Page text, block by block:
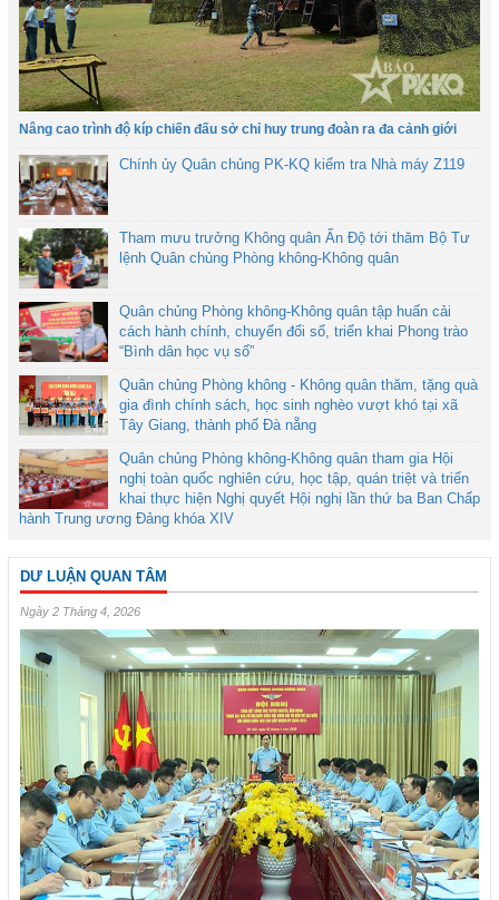
Nâng cao trình độ kíp chiến đấu sở chỉ huy trung đoàn ra đa cảnh giới
Chính ủy Quân chủng PK-KQ kiểm tra Nhà máy Z119
Tham mưu trưởng Không quân Ấn Độ tới thăm Bộ Tư
lệnh Quân chủng Phòng không-Không quân
Quân chủng Phòng không-Không quân tập huấn cải
cách hành chính, chuyển đổi số, triển khai Phong trào
“Bình dân học vụ số”
Quân chủng Phòng không - Không quân thăm, tặng quà
gia đình chính sách, học sinh nghèo vượt khó tại xã
Tây Giang, thành phố Đà nẵng
Quân chủng Phòng không-Không quân tham gia Hội
nghị toàn quốc nghiên cứu, học tập, quán triệt và triển
khai thực hiện Nghị quyết Hội nghị lần thứ ba Ban Chấp
hành Trung ương Đảng khóa XIV
DƯ LUẬN QUAN TÂM
Ngày 2 Tháng 4, 2026